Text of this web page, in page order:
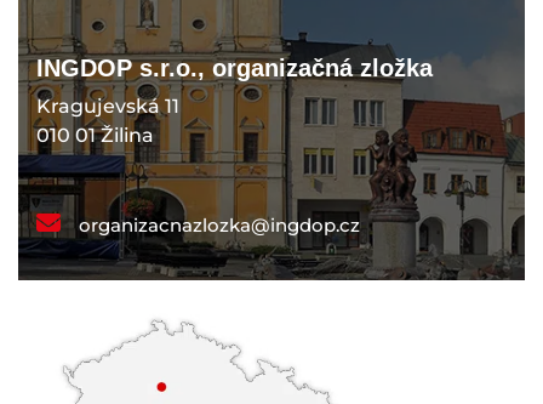
INGDOP s.r.o., organizačná zložka
Kragujevská 11
010 01 Žilina
organizacnazlozka@ingdop.cz